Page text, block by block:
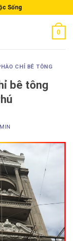
Sống
0
CHỈ BÊ TÔNG
bê tông